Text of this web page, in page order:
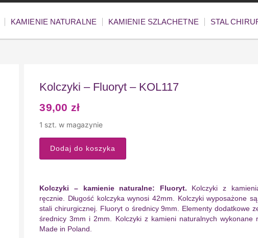
KAMIENIE NATURALNE KAMIENIE SZLACHETNE STAL
Kolczyki – Fluoryt – KOL117
39,00zł
1 szt. w magazynie
Dodaj do koszyka
Kolczyki – kamienie naturalne: Fluoryt. Kolczyki z
ręcznie. Długość kolczyka wynosi 42mm. Kolczyki wyposażone
stali chirurgicznej. Fluoryt o średnicy 9mm. Elementy dodatkowe
średnicy 3mm i 2mm. Kolczyki z kamieni naturalnych wykonane
Made in Poland.